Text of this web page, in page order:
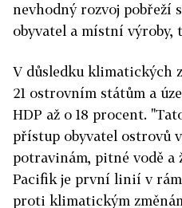
nevhodný rozvoj pobřeží
obyvatel a místní výroby,
V důsledku klimatických
21 ostrovním státům a
HDP až o 18 procent.
přístup obyvatel ostrovů
potravinám, pitné vodě a
Pacifik je první linií v
proti klimatickým